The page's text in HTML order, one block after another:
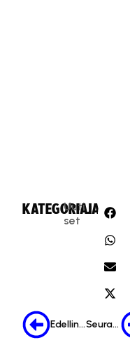
KATEGORIA:
Uuti
set
JAA:
Edellinen Seuraava